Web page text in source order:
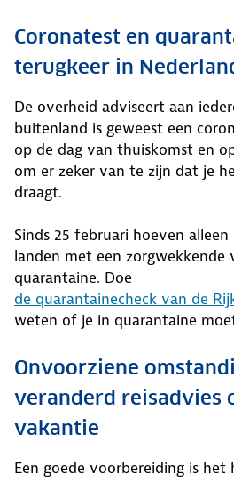
Coronatest en
terugkeer in
De overheid adviseert aan
buitenland is geweest een
op de dag van thuiskomst en
om er zeker van te zijn dat je
draagt.
Sinds 25 februari hoeven
landen met een zorgwekkende
quarantaine. Doe
de quarantainecheck van de
weten of je in quarantaine
Onvoorziene
veranderd reisadvies
vakantie
Een goede voorbereiding is het